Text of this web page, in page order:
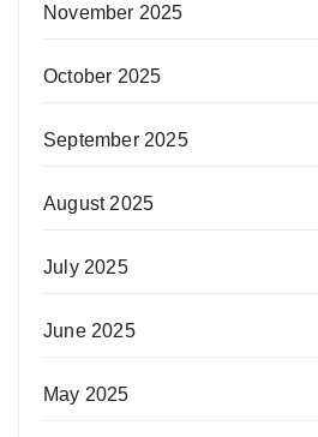
November 2025
October 2025
September 2025
August 2025
July 2025
June 2025
May 2025